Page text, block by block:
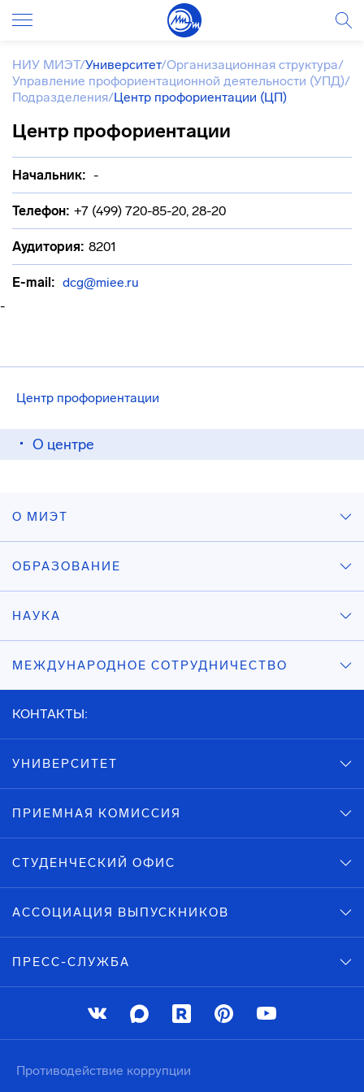
Центр профориентации
О центре
НИУ МИЭТ/Университет/Организационная структура/
Управление профориентационной деятельности (УПД)/
Подразделения/Центр профориентации (ЦП)
Центр профориентации
Начальник: -
Телефон: +7 (499) 720-85-20, 28-20
Аудитория: 8201
E-mail: dcg@miee.ru
-
О МИЭТ
ОБРАЗОВАНИЕ
НАУКА
МЕЖДУНАРОДНОЕ СОТРУДНИЧЕСТВО
КОНТАКТЫ:
УНИВЕРСИТЕТ
ПРИЕМНАЯ КОМИССИЯ
СТУДЕНЧЕСКИЙ ОФИС
АССОЦИАЦИЯ ВЫПУСКНИКОВ
ПРЕСС-СЛУЖБА
Противодействие коррупции